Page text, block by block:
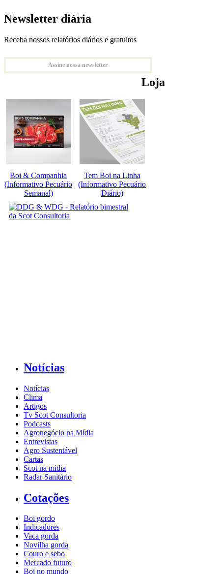
Newsletter diária
Receba nossos relatórios diários e gratuitos
Assine nossa newsletter
Loja
Boi & Companhia
(Informativo Pecuário
Semanal)
Tem Boi na Linha
(Informativo Pecuário
Diário)
Notícias
Notícias
Clima
Artigos
Tv Scot Consultoria
Podcasts
Agronegócio na Mídia
Entrevistas
Agro Sustentável
Cartas
Scot na mídia
Radar Sanitário
Cotações
Boi gordo
Indicadores
Vaca gorda
Novilha gorda
Couro e sebo
Mercado futuro
Boi no mundo